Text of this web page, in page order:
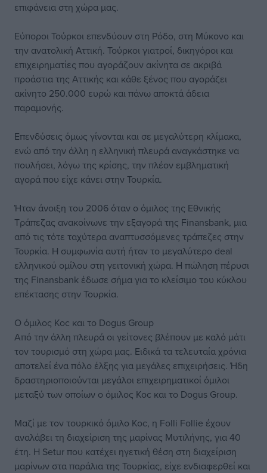
επιφάνεια στη χώρα μας.
Εύποροι Τούρκοι επενδύουν στη Ρόδο, στη Μύκονο και
την ανατολική Αττική. Τούρκοι γιατροί, δικηγόροι και
επιχειρηματίες που αγοράζουν ακίνητα σε ακριβά
προάστια της Αττικής και κάθε ξένος που αγοράζει
ακίνητο 250.000 ευρώ και πάνω αποκτά άδεια
παραμονής.
Επενδύσεις όμως γίνονται και σε μεγαλύτερη κλίμακα,
ενώ από την άλλη η ελληνική πλευρά αναγκάστηκε να
πουλήσει, λόγω της κρίσης, την πλέον εμβληματική
αγορά που είχε κάνει στην Τουρκία.
Ήταν άνοιξη του 2006 όταν ο όμιλος της Εθνικής
Τράπεζας ανακοίνωνε την εξαγορά της Finansbank, μια
από τις τότε ταχύτερα αναπτυσσόμενες τράπεζες στην
Τουρκία. Η συμφωνία αυτή ήταν το μεγαλύτερο deal
ελληνικού ομίλου στη γειτονική χώρα. Η πώληση πέρυσι
της Finansbank έδωσε σήμα για το κλείσιμο του κύκλου
επέκτασης στην Τουρκία.
Ο όμιλος Koc και το Dogus Group
Από την άλλη πλευρά οι γείτονες βλέπουν με καλό μάτι
τον τουρισμό στη χώρα μας. Ειδικά τα τελευταία χρόνια
αποτελεί ένα πόλο έλξης για μεγάλες επιχειρήσεις. Ήδη
δραστηριοποιούνται μεγάλοι επιχειρηματικοί όμιλοι
μεταξύ των οποίων ο όμιλος Koc και το Dogus Group.
Μαζί με τον τουρκικό όμιλο Koc, η Folli Follie έχουν
αναλάβει τη διαχείριση της μαρίνας Μυτιλήνης, για 40
έτη. Η Setur που κατέχει ηγετική θέση στη διαχείριση
μαρίνων στα παράλια της Τουρκίας, είχε ενδιαφερθεί και